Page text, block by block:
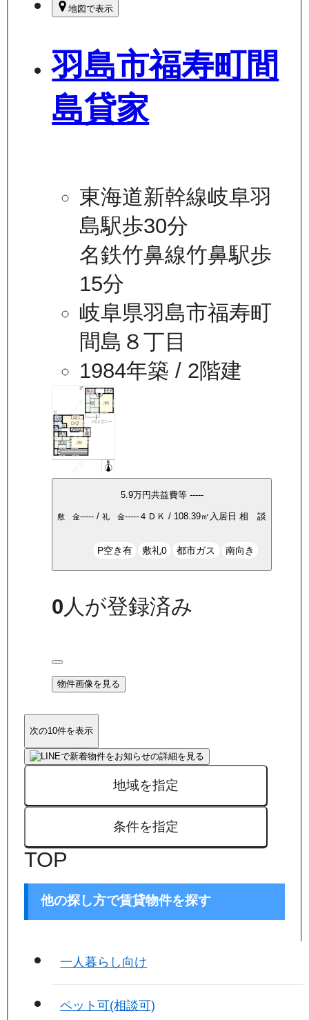
地図で表示
羽島市福寿町間
島貸家
東海道新幹線岐阜羽
島駅歩30分
名鉄竹鼻線竹鼻駅歩
15分
岐阜県羽島市福寿町
間島８丁目
1984年築 / 2階建
5.9万円共益費等 -----
敷 金----- /礼 金----- ４ＤＫ / 108.39㎡ 入居日相 談
P空き有 敷礼0 都市ガス 南向き
0 人が登録済み
物件画像を見る
次の10件を表示
地域を指定
条件を指定
TOP
他の探し方で賃貸物件を探す
一人暮らし向け
ペット可(相談可)